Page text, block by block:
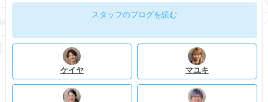
スタッフのブログを読む
ケイヤ マユキ